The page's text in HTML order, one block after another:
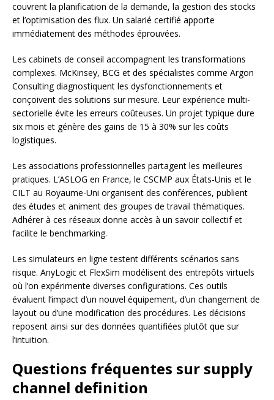
couvrent la planification de la demande, la gestion des stocks
et l’optimisation des flux. Un salarié certifié apporte
immédiatement des méthodes éprouvées.
Les cabinets de conseil accompagnent les transformations
complexes. McKinsey, BCG et des spécialistes comme Argon
Consulting diagnostiquent les dysfonctionnements et
conçoivent des solutions sur mesure. Leur expérience multi-
sectorielle évite les erreurs coûteuses. Un projet typique dure
six mois et génère des gains de 15 à 30% sur les coûts
logistiques.
Les associations professionnelles partagent les meilleures
pratiques. L’ASLOG en France, le CSCMP aux États-Unis et le
CILT au Royaume-Uni organisent des conférences, publient
des études et animent des groupes de travail thématiques.
Adhérer à ces réseaux donne accès à un savoir collectif et
facilite le benchmarking.
Les simulateurs en ligne testent différents scénarios sans
risque. AnyLogic et FlexSim modélisent des entrepôts virtuels
où l’on expérimente diverses configurations. Ces outils
évaluent l’impact d’un nouvel équipement, d’un changement de
layout ou d’une modification des procédures. Les décisions
reposent ainsi sur des données quantifiées plutôt que sur
l’intuition.
Questions fréquentes sur supply
channel definition